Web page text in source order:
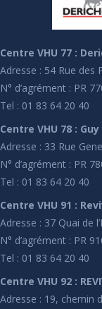
Centre VHU 77 :
Adresse : 54 Rue des
N° d’agrément : PR
Tel : 01 83 64 20 40
Centre VHU 78 :
Adresse : 33 Rue
N° d’agrément : PR
Tel : 01 83 64 20 40
Centre VHU 91 :
Adresse : 37 Quai de
N° d’agrément : PR
Tel : 01 83 64 20 40
Centre VHU 92 :
Adresse : 19, chemin